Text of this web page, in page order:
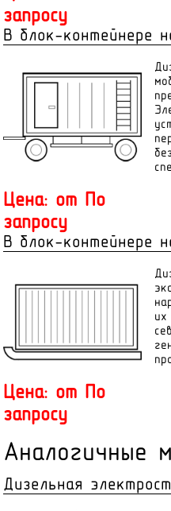
запросу
В блок-контейнере
Цена: от По
запросу
В блок-контейнере
Цена: от По
запросу
Аналогичные
Дизельная